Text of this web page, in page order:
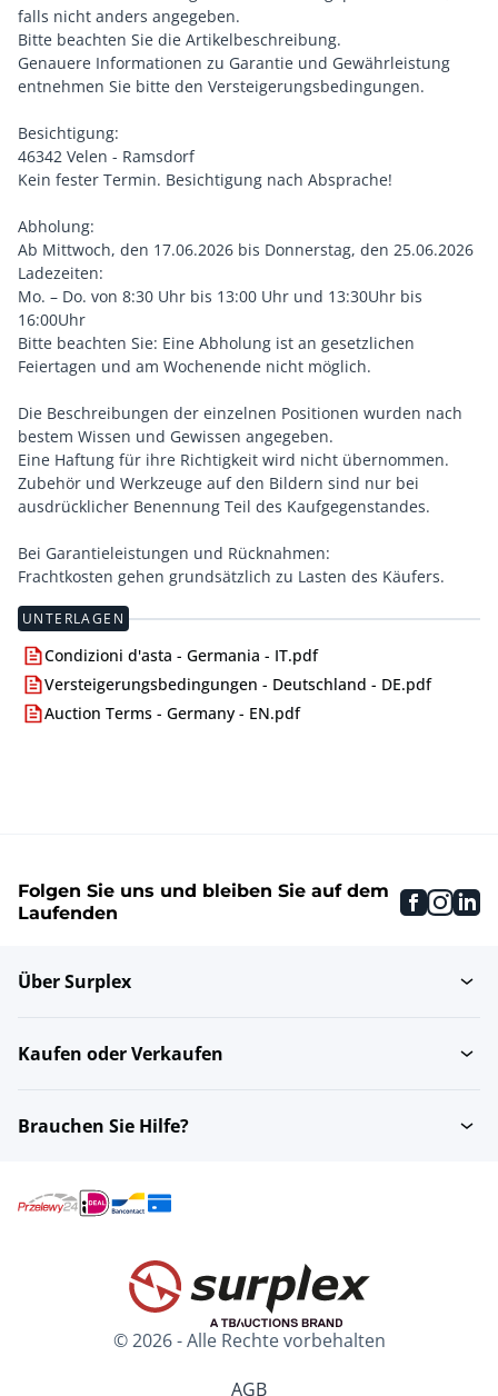
falls nicht anders angegeben.
Bitte beachten Sie die Artikelbeschreibung.
Genauere Informationen zu Garantie und Gewährleistung
entnehmen Sie bitte den Versteigerungsbedingungen.
Besichtigung:
46342 Velen - Ramsdorf
Kein fester Termin. Besichtigung nach Absprache!
Abholung:
Ab Mittwoch, den 17.06.2026 bis Donnerstag, den 25.06.2026
Ladezeiten:
Mo. – Do. von 8:30 Uhr bis 13:00 Uhr und 13:30Uhr bis
16:00Uhr
Bitte beachten Sie: Eine Abholung ist an gesetzlichen
Feiertagen und am Wochenende nicht möglich.
Die Beschreibungen der einzelnen Positionen wurden nach
bestem Wissen und Gewissen angegeben.
Eine Haftung für ihre Richtigkeit wird nicht übernommen.
Zubehör und Werkzeuge auf den Bildern sind nur bei
ausdrücklicher Benennung Teil des Kaufgegenstandes.
Bei Garantieleistungen und Rücknahmen:
Frachtkosten gehen grundsätzlich zu Lasten des Käufers.
UNTERLAGEN
Condizioni d'asta - Germania - IT.pdf
Versteigerungsbedingungen - Deutschland - DE.pdf
Auction Terms - Germany - EN.pdf
Folgen Sie uns und bleiben Sie auf dem
Laufenden
Über Surplex
Kaufen oder Verkaufen
Brauchen Sie Hilfe?
© 2026 - Alle Rechte vorbehalten
AGB